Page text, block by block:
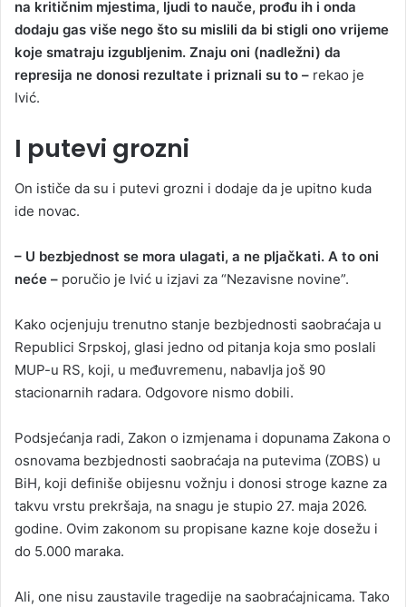
na kritičnim mjestima, ljudi to nauče, prođu ih i onda
dodaju gas više nego što su mislili da bi stigli ono vrijeme
koje smatraju izgubljenim. Znaju oni (nadležni) da
represija ne donosi rezultate i priznali su to – rekao je
Ivić.
I putevi grozni
On ističe da su i putevi grozni i dodaje da je upitno kuda
ide novac.
– U bezbjednost se mora ulagati, a ne pljačkati. A to oni
neće – poručio je Ivić u izjavi za “Nezavisne novine”.
Kako ocjenjuju trenutno stanje bezbjednosti saobraćaja u
Republici Srpskoj, glasi jedno od pitanja koja smo poslali
MUP-u RS, koji, u međuvremenu, nabavlja još 90
stacionarnih radara. Odgovore nismo dobili.
Podsjećanja radi, Zakon o izmjenama i dopunama Zakona o
osnovama bezbjednosti saobraćaja na putevima (ZOBS) u
BiH, koji definiše obijesnu vožnju i donosi stroge kazne za
takvu vrstu prekršaja, na snagu je stupio 27. maja 2026.
godine. Ovim zakonom su propisane kazne koje dosežu i
do 5.000 maraka.
Ali, one nisu zaustavile tragedije na saobraćajnicama. Tako